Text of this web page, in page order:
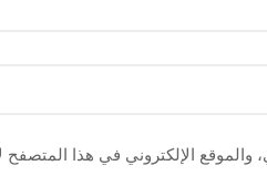
والموقع الإلكتروني في هذا المتصفح